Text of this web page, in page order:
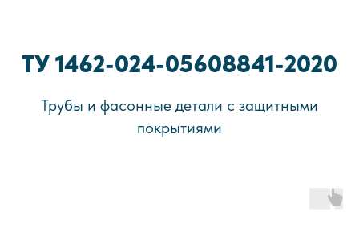
ТУ 1462-024-05608841-2020
Трубы и фасонные детали с защитными
покрытиями